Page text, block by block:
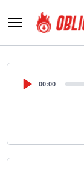
00:00